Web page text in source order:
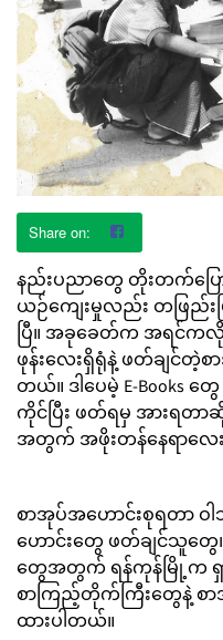
နည်းပညာတွေ တိုးတက်ပြ
ယဉ်ကျေးမှုလည်း တဖြည်းဖ
ပြီ။ အခုခေတ်က အရင်က
ဖုန်းလေးရှိရုံနဲ့ ဖတ်ချင်တဲ့စ
တယ်။ ဒါပေမဲ့ E-
ကိုင်ပြီး ဖတ်ရမှ အားရတ
အတွက် အဖိုးတန်နေရာလေး
စာအုပ်အဟောင်းစုရတာ ဝါ
ဟောင်းတွေ ဖတ်ချင်သူတွေ၊
တွေအတွက် ရန်ကုန်မြို့က ရှာ
စာကြည့်တိုက်ကြီးတွေနဲ့ စာ
ထားပါတယ်။